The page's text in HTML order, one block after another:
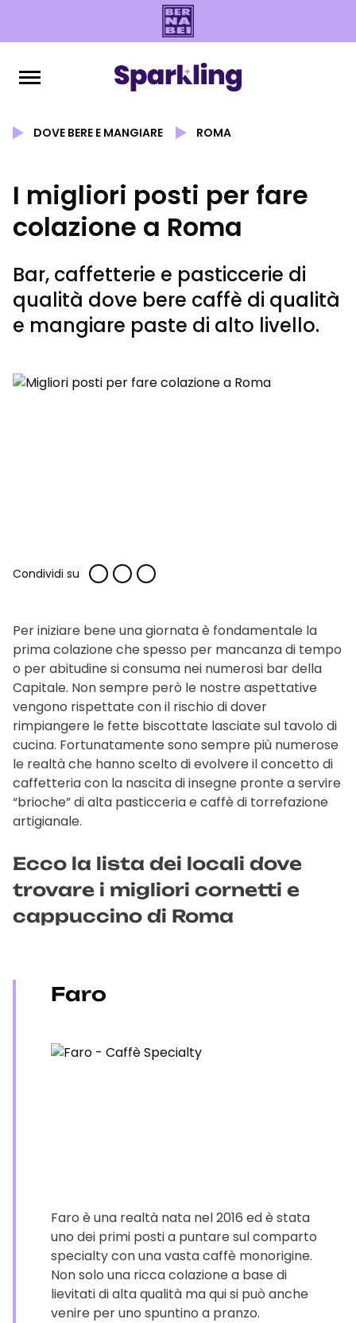
DOVE BERE E MANGIARE ROMA
I migliori posti per fare
colazione a Roma
Bar, caffetterie e pasticcerie di
qualità dove bere caffè di qualità
e mangiare paste di alto livello.
Condividi su
Per iniziare bene una giornata è fondamentale la
prima colazione che spesso per mancanza di tempo
o per abitudine si consuma nei numerosi bar della
Capitale. Non sempre però le nostre aspettative
vengono rispettate con il rischio di dover
rimpiangere le fette biscottate lasciate sul tavolo di
cucina. Fortunatamente sono sempre più numerose
le realtà che hanno scelto di evolvere il concetto di
caffetteria con la nascita di insegne pronte a servire
“brioche” di alta pasticceria e caffè di torrefazione
artigianale.
Ecco la lista dei locali dove
trovare i migliori cornetti e
cappuccino di Roma
Faro
Faro è una realtà nata nel 2016 ed è stata
uno dei primi posti a puntare sul comparto
specialty con una vasta caffè monorigine.
Non solo una ricca colazione a base di
lievitati di alta qualità ma qui si può anche
venire per uno spuntino a pranzo.